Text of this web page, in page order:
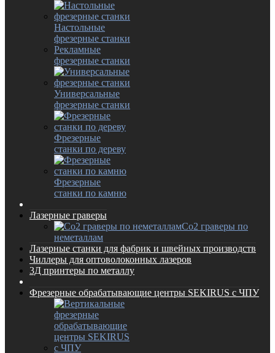
Настольные
фрезерные станки
Рекламные
фрезерные станки
Универсальные
фрезерные станки
Фрезерные
станки по дереву
Фрезерные
станки по камню
Лазерные граверы
Co2 граверы по
неметаллам
Лазерные станки для фабрик и швейных производств
Чиллеры для оптоволоконных лазеров
3Д принтеры по металлу
Фрезерные обрабатывающие центры SEKIRUS с ЧПУ